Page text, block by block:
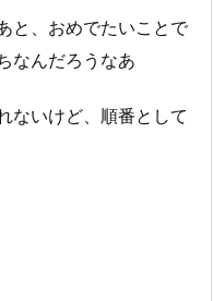
と、おめでたいことで
なんだろうなあ
ないけど、順番として